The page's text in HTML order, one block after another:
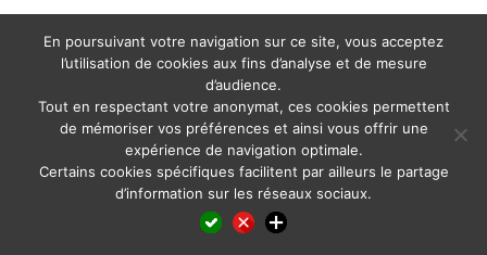
LinkedIn
X WhatsAppPinterest
En poursuivant votre navigation sur ce site, vous acceptez
l’utilisation de cookies aux fins d’analyse et de mesure
d’audience.
Tout en respectant votre anonymat, ces cookies permettent
de mémoriser vos préférences et ainsi vous offrir une
expérience de navigation optimale.
Certains cookies spécifiques facilitent par ailleurs le partage
d’information sur les réseaux sociaux.